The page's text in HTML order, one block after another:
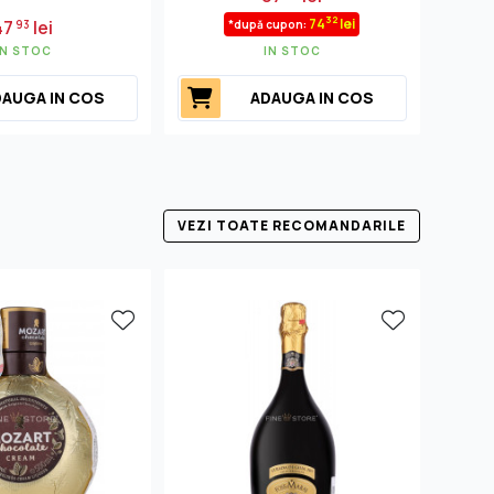
93 lei
STOC
IN COS
*după cupon: 7432 lei
IN STOC
ADAUGA IN COS
VEZI TOATE RECOMANDARILE